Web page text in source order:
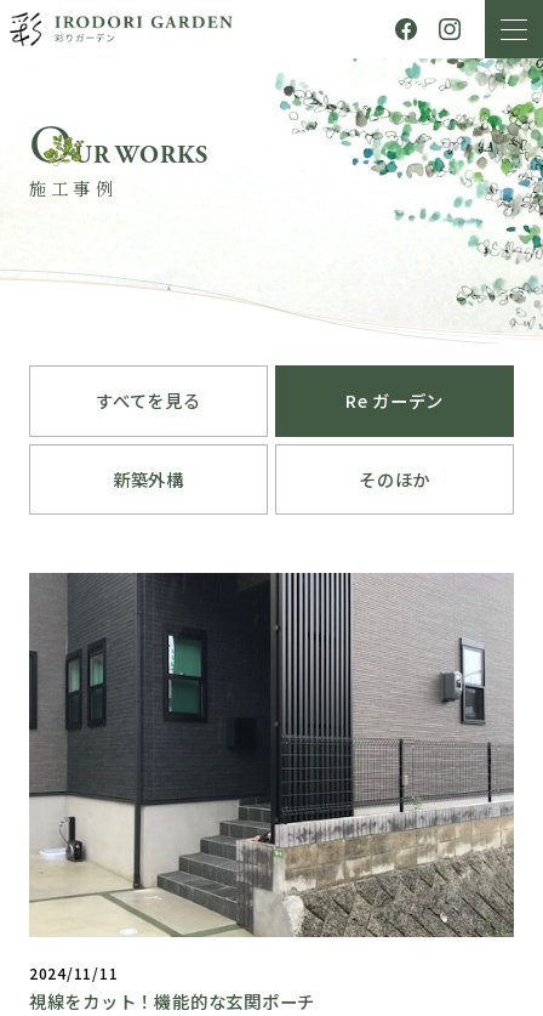
OUR WORKS
施工事例
すべてを見る Re ガーデン
新築外構 そのほか
2024/11/11
視線をカット！機能的な玄関ポーチ